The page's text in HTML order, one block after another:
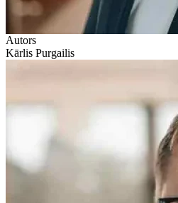
Autors
Kārlis Purgailis